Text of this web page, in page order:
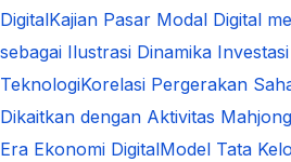
DigitalKajian Pasar Modal Digital
sebagai Ilustrasi Dinamika
TeknologiKorelasi Pergerakan
Dikaitkan dengan Aktivitas
Era Ekonomi DigitalModel Tata